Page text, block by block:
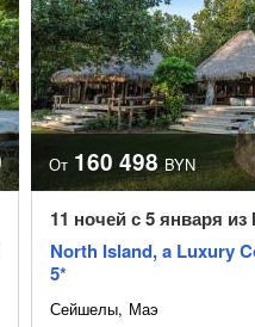
От 160 498 BYN
11 ночей с 5 января
North Island, a Luxury
5*
Сейшелы Маэ